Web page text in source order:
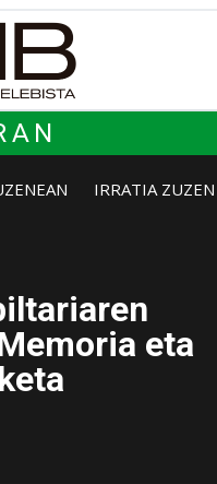
IRRATIA
eta